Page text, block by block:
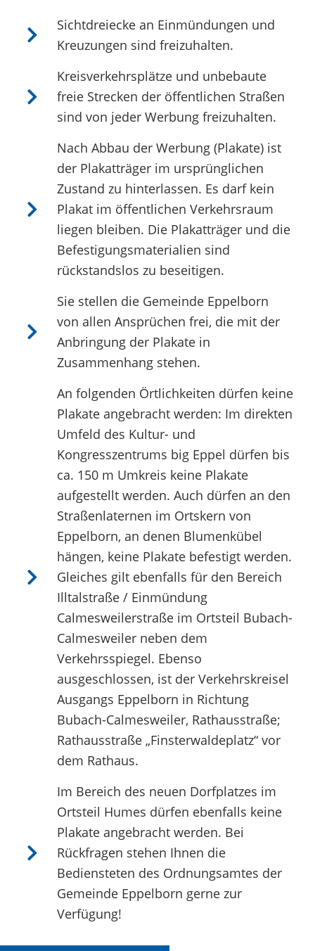
Sichtdreiecke an Einmündungen und
Kreuzungen sind freizuhalten.
Kreisverkehrsplätze und unbebaute
freie Strecken der öffentlichen Straßen
sind von jeder Werbung freizuhalten.
Nach Abbau der Werbung (Plakate) ist
der Plakatträger im ursprünglichen
Zustand zu hinterlassen. Es darf kein
Plakat im öffentlichen Verkehrsraum
liegen bleiben. Die Plakatträger und die
Befestigungsmaterialien sind
rückstandslos zu beseitigen.
Sie stellen die Gemeinde Eppelborn
von allen Ansprüchen frei, die mit der
Anbringung der Plakate in
Zusammenhang stehen.
An folgenden Örtlichkeiten dürfen keine
Plakate angebracht werden: Im direkten
Umfeld des Kultur- und
Kongresszentrums big Eppel dürfen bis
ca. 150 m Umkreis keine Plakate
aufgestellt werden. Auch dürfen an den
Straßenlaternen im Ortskern von
Eppelborn, an denen Blumenkübel
hängen, keine Plakate befestigt werden.
Gleiches gilt ebenfalls für den Bereich
Illtalstraße / Einmündung
Calmesweilerstraße im Ortsteil Bubach-
Calmesweiler neben dem
Verkehrsspiegel. Ebenso
ausgeschlossen, ist der Verkehrskreisel
Ausgangs Eppelborn in Richtung
Bubach-Calmesweiler, Rathausstraße;
Rathausstraße „Finsterwaldeplatz“ vor
dem Rathaus.
Im Bereich des neuen Dorfplatzes im
Ortsteil Humes dürfen ebenfalls keine
Plakate angebracht werden. Bei
Rückfragen stehen Ihnen die
Bediensteten des Ordnungsamtes der
Gemeinde Eppelborn gerne zur
Verfügung!